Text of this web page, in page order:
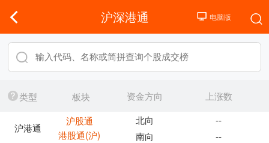
沪深港通
类型 板块
沪港通
沪股通
港股通(沪)
资金方向
上涨数
北向
--
南向
--